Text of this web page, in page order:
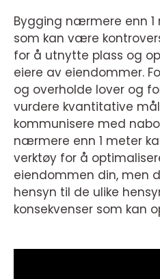
Bygging nærmere enn 1
som kan være
for å utnytte plass og
eiere av eiendommer.
og overholde lover og
vurdere kvantitative
kommunisere med
nærmere enn 1 meter
verktøy for å
eiendommen din, men
hensyn til de ulike
konsekvenser som kan